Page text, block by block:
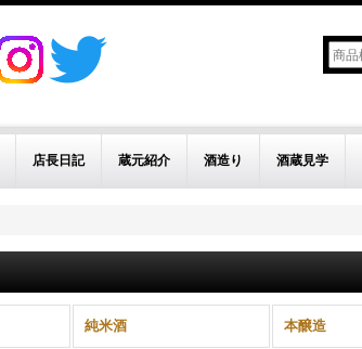
店長日記 蔵元紹介 酒造り 酒蔵見学
純米酒 本醸造